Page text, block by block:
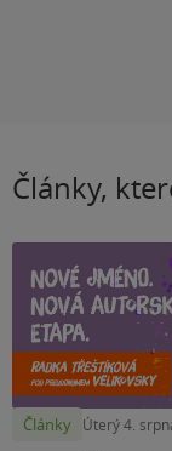
Články,
Články Úterý 4.